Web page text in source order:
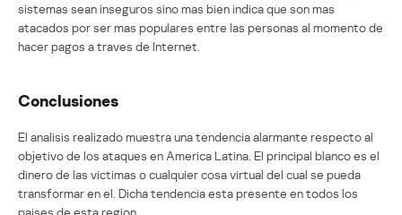
sistemas sean inseguros sino mas bien indica que son mas
atacados por ser mas populares entre las personas al momento de
hacer pagos a traves de Internet.
Conclusiones
El analisis realizado muestra una tendencia alarmante respecto al
objetivo de los ataques en America Latina. El principal blanco es el
dinero de las victimas o cualquier cosa virtual del cual se pueda
transformar en el. Dicha tendencia esta presente en todos los